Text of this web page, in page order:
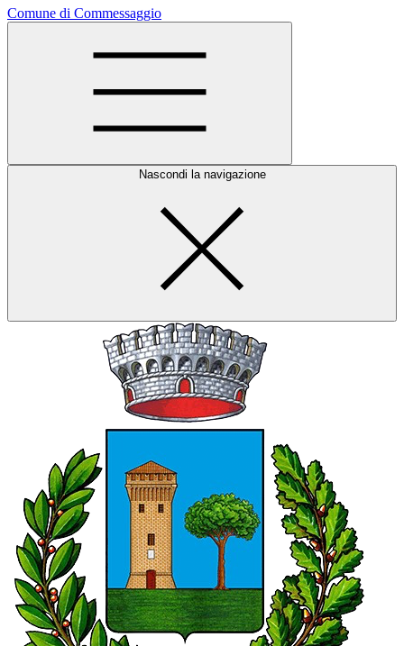
Comune di Commessaggio
Nascondi la navigazione